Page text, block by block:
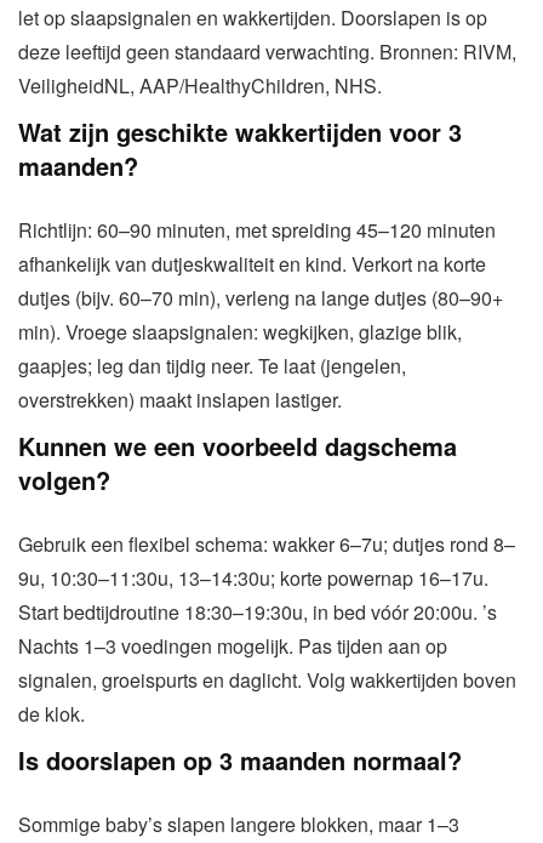
let op slaapsignalen en wakkertijden. Doorslapen is op
deze leeftijd geen standaard verwachting. Bronnen: RIVM,
VeiligheidNL, AAP/HealthyChildren, NHS.
Wat zijn geschikte wakkertijden voor 3
maanden?
Richtlijn: 60–90 minuten, met spreiding 45–120 minuten
afhankelijk van dutjeskwaliteit en kind. Verkort na korte
dutjes (bijv. 60–70 min), verleng na lange dutjes (80–90+
min). Vroege slaapsignalen: wegkijken, glazige blik,
gaapjes; leg dan tijdig neer. Te laat (jengelen,
overstrekken) maakt inslapen lastiger.
Kunnen we een voorbeeld dagschema
volgen?
Gebruik een flexibel schema: wakker 6–7u; dutjes rond 8–
9u, 10:30–11:30u, 13–14:30u; korte powernap 16–17u.
Start bedtijdroutine 18:30–19:30u, in bed vóór 20:00u. ’s
Nachts 1–3 voedingen mogelijk. Pas tijden aan op
signalen, groeispurts en daglicht. Volg wakkertijden boven
de klok.
Is doorslapen op 3 maanden normaal?
Sommige baby’s slapen langere blokken, maar 1–3